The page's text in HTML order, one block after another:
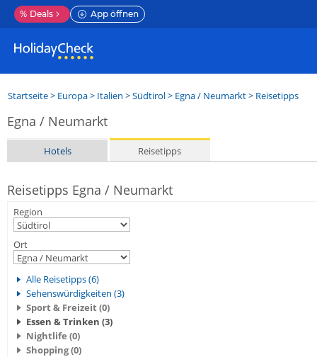
% Deals App öffnen
Startseite> Europa> Italien >Südtirol> Egna / Neumarkt> Reisetipps
Egna / Neumarkt
Hotels Reisetipps
Reisetipps Egna / Neumarkt
Region
Ort
Alle Reisetipps (6)
Sehenswürdigkeiten (3)
Sport & Freizeit (0)
Essen & Trinken (3)
Nightlife (0)
Shopping (0)